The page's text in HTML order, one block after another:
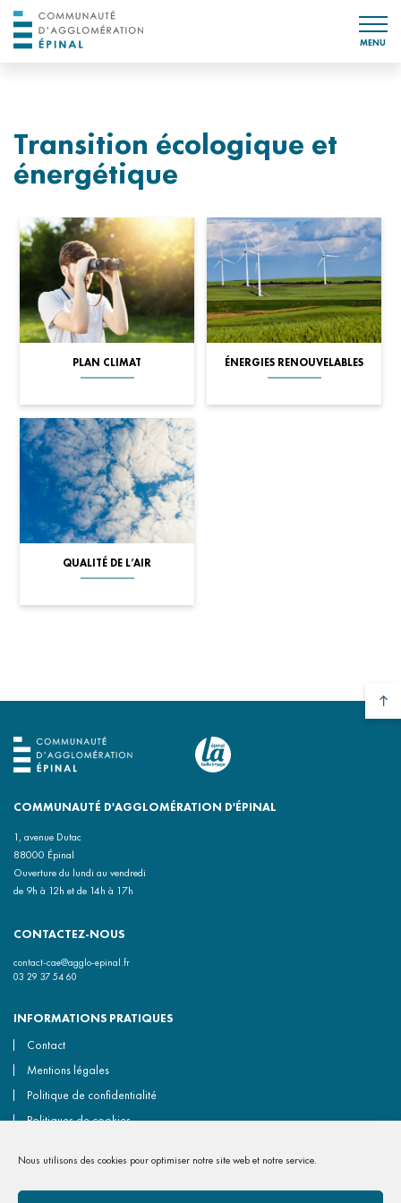
Nous utilisons des cookies pour optimiser notre site web et notre service.
MENU
Transition écologique et
énergétique
PLAN CLIMAT ÉNERGIES RENOUVELABLES
QUALITÉ DE L’AIR
COMMUNAUTÉ D'AGGLOMÉRATION D'ÉPINAL
1, avenue Dutac
88000 Épinal
Ouverture du lundi au vendredi
de 9h à 12h et de 14h à 17h
CONTACTEZ-NOUS
contact-cae@agglo-epinal.fr
03 29 37 54 60
INFORMATIONS PRATIQUES
Contact
Mentions légales
Politique de confidentialité
Politiques de cookies